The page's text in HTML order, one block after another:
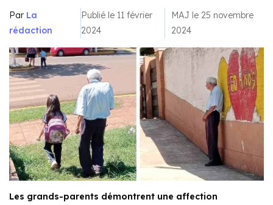
Par La
rédaction
Publié le 11 février
2024
MAJ le 25 novembre
2024
Les grands-parents démontrent une affection